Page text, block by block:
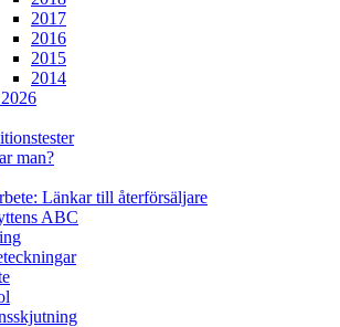
2017
2016
2015
2014
man?
Länkar till återförsäljare
ABC